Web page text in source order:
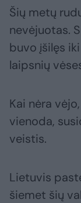
Šių metų
nevėjuotas.
buvo įšilęs
laipsnių
Kai nėra
vienoda,
veistis.
Lietuvis
šiemet šių